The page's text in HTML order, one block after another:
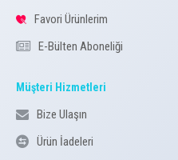
Favori Ürünlerim
E-Bülten Aboneliği
Müşteri Hizmetleri
Bize Ulaşın
Ürün İadeleri